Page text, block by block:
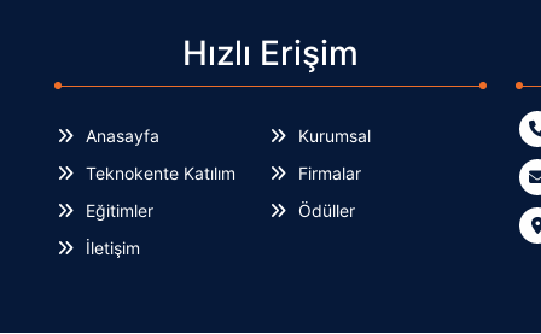
Hızlı Erişim
Anasayfa
Kurumsal
Teknokente Katılım
Firmalar
Eğitimler
Ödüller
İletişim